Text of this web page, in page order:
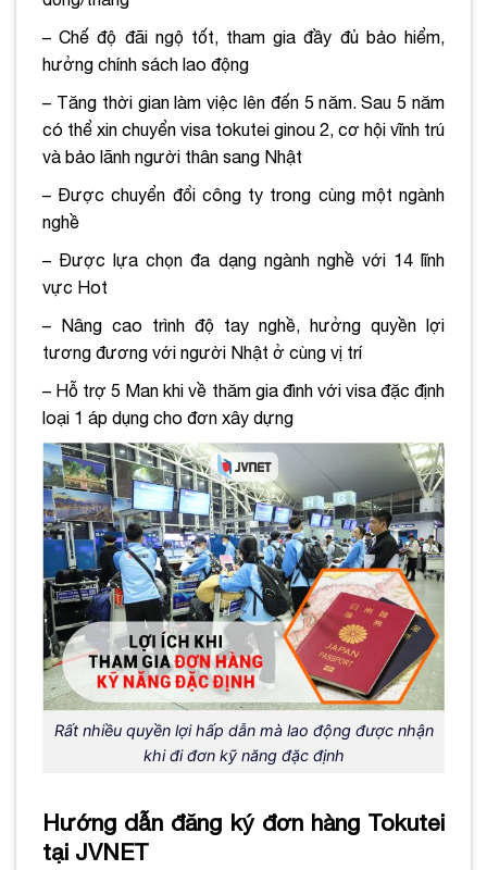
– Chế độ đãi ngộ tốt, tham gia đầy đủ bảo hiểm,
hưởng chính sách lao động
– Tăng thời gian làm việc lên đến 5 năm. Sau 5 năm
có thể xin chuyển visa tokutei ginou 2, cơ hội vĩnh trú
và bảo lãnh người thân sang Nhật
– Được chuyển đổi công ty trong cùng một ngành
nghề
– Được lựa chọn đa dạng ngành nghề với 14 lĩnh
vực Hot
– Nâng cao trình độ tay nghề, hưởng quyền lợi
tương đương với người Nhật ở cùng vị trí
– Hỗ trợ 5 Man khi về thăm gia đình với visa đặc định
loại 1 áp dụng cho đơn xây dựng
Rất nhiều quyền lợi hấp dẫn mà lao động được nhận
khi đi đơn kỹ năng đặc định
Hướng dẫn đăng ký đơn hàng Tokutei
tại JVNET